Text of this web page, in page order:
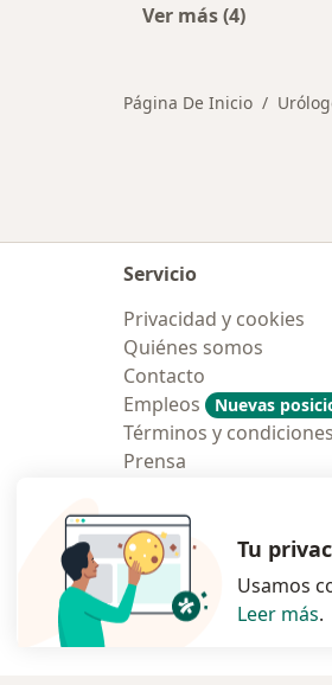
Ver más (4)
Página De Inicio
Servicio
Privacidad y cookies
Quiénes somos
Contacto
Empleos
Nuevas
Términos y
Prensa
Tu
Usamos
Leer más.